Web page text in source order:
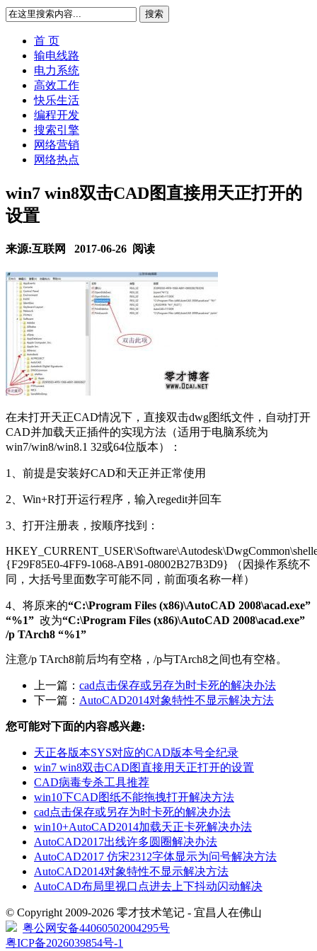
搜索
首 页
输电线路
电力系统
高效工作
快乐生活
编程开发
搜索引擎
网络营销
网络热点
win7 win8双击CAD图直接用天正打开的
设置
来源:互联网 2017-06-26 阅读
在未打开天正CAD情况下，直接双击dwg图纸文件，自动打开
CAD并加载天正插件的实现方法（适用于电脑系统为
win7/win8/win8.1 32或64位版本）：
1、前提是安装好CAD和天正并正常使用
2、Win+R打开运行程序，输入regedit并回车
3、打开注册表，按顺序找到：
{F29F85E0-4FF9-1068-AB91-08002B27B3D9} （因操作系统不
同，大括号里面数字可能不同，前面项名称一样）
4、将原来的“C:\Program Files (x86)\AutoCAD 2008\acad.exe”
“%1” 改为“C:\Program Files (x86)\AutoCAD 2008\acad.exe”
/p TArch8 “%1”
注意/p TArch8前后均有空格，/p与TArch8之间也有空格。
上一篇： cad点击保存或另存为时卡死的解决办法
下一篇： AutoCAD2014对象特性不显示解决方法
您可能对下面的内容感兴趣:
天正各版本SYS对应的CAD版本号全纪录
win7 win8双击CAD图直接用天正打开的设置
CAD病毒专杀工具推荐
win10下CAD图纸不能拖拽打开解决方法
cad点击保存或另存为时卡死的解决办法
win10+AutoCAD2014加载天正卡死解决办法
AutoCAD2017出线许多圆圈解决办法
AutoCAD2017 仿宋2312字体显示为问号解决方法
AutoCAD2014对象特性不显示解决方法
AutoCAD布局里视口点进去上下抖动闪动解决
© Copyright 2009-2026 零才技术笔记 - 宜昌人在佛山
粤公网安备44060502004295号
粤ICP备2026039854号-1